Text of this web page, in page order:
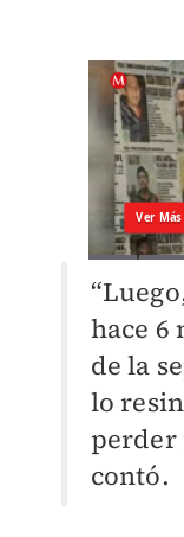
hace 6
de la
lo
perder
contó.